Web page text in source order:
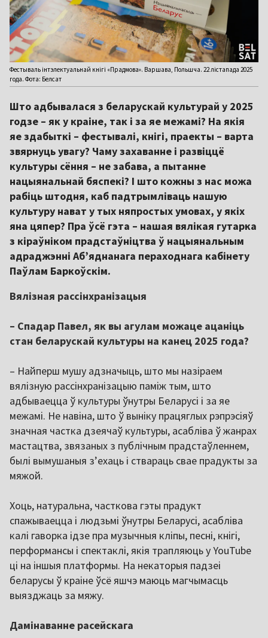
Фестываль інтэлектуальнай кнігі «Прадмова». Варшава, Польшча. 22 лістапада 2025
года. Фота: Белсат
Што адбывалася з беларускай культурай у 2025
годзе – як у краіне, так і за яе межамі? На якія
яе здабыткі – фестывалі, кнігі, праекты – варта
звярнуць увагу? Чаму захаванне і развіццё
культуры сёння – не забава, а пытанне
нацыянальнай бяспекі? І што кожны з нас можа
рабіць штодня, каб падтрымліваць нашую
культуру нават у тых няпростых умовах, у якіх
яна цяпер? Пра ўсё гэта – нашая вялікая гутарка
з кіраўніком прадстаўніцтва ў нацыянальным
адраджэнні Аб’яднанага пераходнага кабінету
Паўлам Баркоўскім.
Вялізная рассінхранізацыя
– Спадар Павел, як вы агулам можаце ацаніць
стан беларускай культуры на канец 2025 года?
– Найперш мушу адзначыць, што мы назіраем
вялізную рассінхранізацыю паміж тым, што
адбываецца ў культуры ўнутры Беларусі і за яе
межамі. Не навіна, што ў выніку працяглых рэпрэсіяў
значная частка дзеячаў культуры, асабліва ў жанрах
мастацтва, звязаных з публічным прадстаўленнем,
былі вымушаныя з’ехаць і ствараць свае прадукты за
мяжой.
Хоць, натуральна, часткова гэты прадукт
спажываецца і людзьмі ўнутры Беларусі, асабліва
калі гаворка ідзе пра музычныя кліпы, песні, кнігі,
перформансы і спектаклі, якія трапляюць у YouTube
ці на іншыя платформы. На некаторыя падзеі
беларусы ў краіне ўсё яшчэ маюць магчымасць
выязджаць за мяжу.
Дамінаванне расейскага